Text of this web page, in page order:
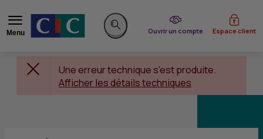
Menu
Rechercher sur le site
Ouvrir un compte
du CIC Espace client
Une erreur technique s'est produite.
Afficher les détails techniques